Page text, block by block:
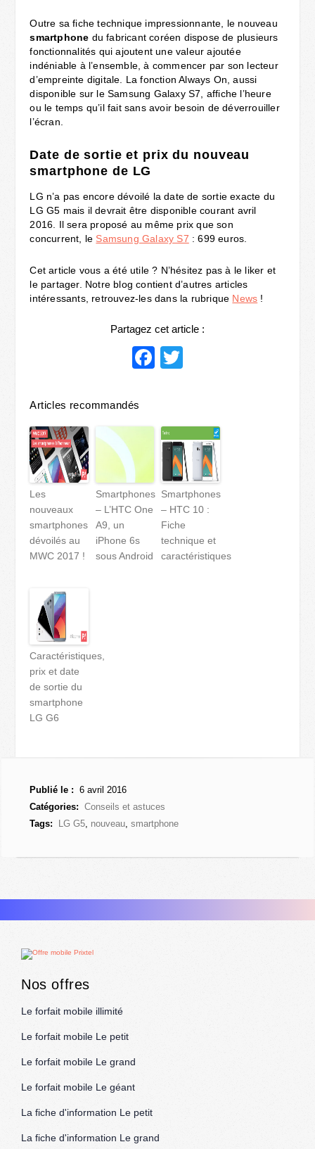
Outre sa fiche technique impressionnante, le nouveau
smartphone du fabricant coréen dispose de plusieurs
fonctionnalités qui ajoutent une valeur ajoutée
indéniable à l’ensemble, à commencer par son lecteur
d’empreinte digitale. La fonction Always On, aussi
disponible sur le Samsung Galaxy S7, affiche l’heure
ou le temps qu’il fait sans avoir besoin de déverrouiller
l’écran.
Date de sortie et prix du nouveau
smartphone de LG
LG n’a pas encore dévoilé la date de sortie exacte du
LG G5 mais il devrait être disponible courant avril
2016. Il sera proposé au même prix que son
concurrent, le Samsung Galaxy S7 : 699 euros.
Cet article vous a été utile ? N’hésitez pas à le liker et
le partager. Notre blog contient d’autres articles
intéressants, retrouvez-les dans la rubrique News !
Partagez cet article :
Facebook
Articles recommandés
Les
nouveaux
smartphones
dévoilés au
MWC 2017 !
Smartphones
– L’HTC One
A9, un
iPhone 6s
sous Android
Smartphones
– HTC 10 :
Fiche
technique et
caractéristiques
Caractéristiques,
prix et date
de sortie du
smartphone
LG G6
Publié le : 6 avril 2016
Catégories:
Conseils et astuces
Tags:
LG G5, nouveau,smartphone
Nos offres
Le forfait mobile illimité
Le forfait mobile Le petit
Le forfait mobile Le grand
Le forfait mobile Le géant
La fiche d'information Le petit
La fiche d'information Le grand